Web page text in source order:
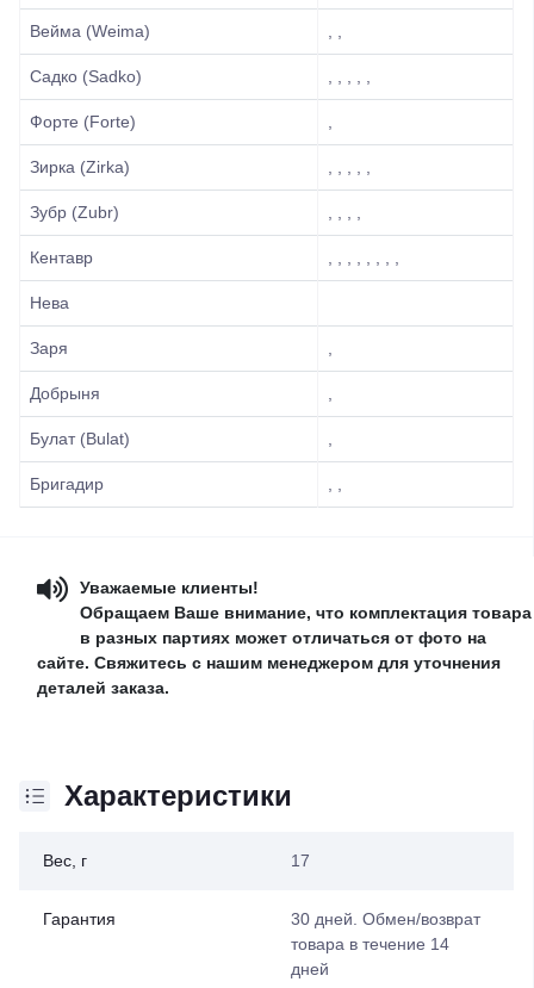
Вейма (Weima)
Садко (Sadko)
Форте (Forte)
Зирка (Zirka)
Зубр (Zubr)
Кентавр
Нева
Заря
Добрыня
Булат (Bulat)
Бригадир
Уважаемые клиенты!
Обращаем Ваше внимание, что комплектация товара
в разных партиях может отличаться от фото на
сайте. Свяжитесь с нашим менеджером для уточнения
деталей заказа.
Характеристики
Вес, г 17
Гарантия
30 дней. Обмен/возврат
товара в течение 14
дней